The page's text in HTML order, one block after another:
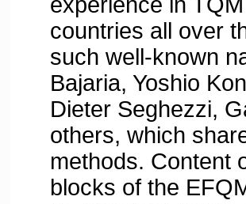
countries all over
such well-known
Bajaria, Yoshio
Dieter Seghezzi,
others, which
methods. Content
blocks of the